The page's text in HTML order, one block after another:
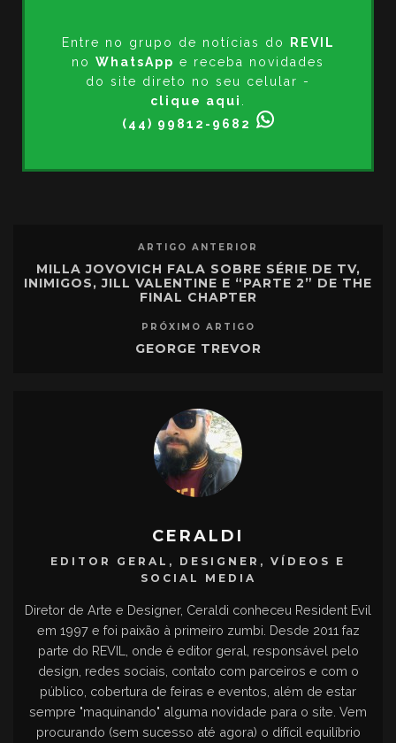
Entre no grupo de notícias do
REVIL
no WhatsApp e receba novidades
do site direto no seu celular -
clique aqui
(44) 99812-9682
ARTIGO ANTERIOR
MILLA JOVOVICH FALA SOBRE SÉRIE DE TV,
INIMIGOS, JILL VALENTINE E “PARTE 2” DE THE
FINAL CHAPTER
PRÓXIMO ARTIGO
GEORGE TREVOR
CERALDI
EDITOR GERAL, DESIGNER, VÍDEOS E
SOCIAL MEDIA
Diretor de Arte e Designer, Ceraldi conheceu Resident Evil
em 1997 e foi paixão à primeiro zumbi. Desde 2011 faz
parte do REVIL, onde é editor geral, responsável pelo
design, redes sociais, contato com parceiros e com o
público, cobertura de feiras e eventos, além de estar
sempre "maquinando" alguma novidade para o site. Vem
procurando (sem sucesso até agora) o difícil equilíbrio